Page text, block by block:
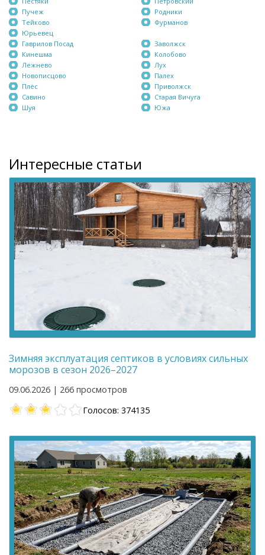
Пучеж
Тейково
Юрьевец
Родники
Фурманов
Гаврилов Посад
Кинешма
Лежнево
Новописцово
Плёс
Савино
Шуя
Заволжск
Колобово
Лух
Палех
Приволжск
Старая Вичуга
Южа
Интересные статьи
Зимняя эксплуатация септиков в условиях сильных
морозов в сезон 2026–2027
09.06.2026 | 266 просмотров
Голосов: 374135